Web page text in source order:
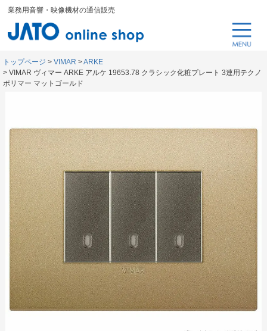
業務用音響・映像機材の通信販売
トップページ VIMAR
ARKE
VIMAR ヴィマー ARKE アルケ 19653.78 クラシック化粧プレート 3連用テクノ
ポリマー マットゴールド